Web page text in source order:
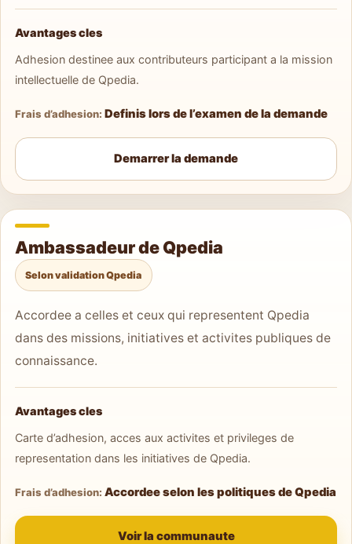
Avantages cles
Adhesion destinee aux contributeurs participant a la mission
intellectuelle de Qpedia.
Frais d’adhesion: Definis lors de l’examen de la demande
Demarrer la demande
Ambassadeur de Qpedia
Selon validation Qpedia
Accordee a celles et ceux qui representent Qpedia
dans des missions, initiatives et activites publiques de
connaissance.
Avantages cles
Carte d’adhesion, acces aux activites et privileges de
representation dans les initiatives de Qpedia.
Frais d’adhesion: Accordee selon les politiques de Qpedia
Voir la communaute